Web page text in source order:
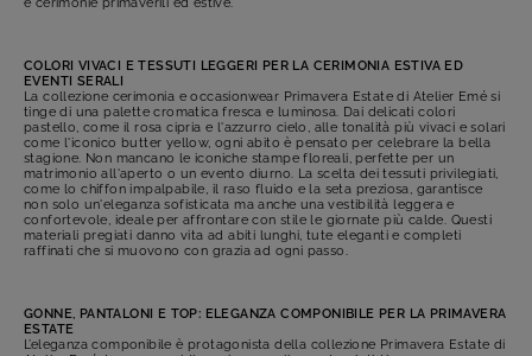
e cerimonie primaverili ed estive.
COLORI VIVACI E TESSUTI LEGGERI PER LA CERIMONIA ESTIVA ED
EVENTI SERALI
La collezione cerimonia e occasionwear Primavera Estate di Atelier Emé si
tinge di una palette cromatica fresca e luminosa. Dai delicati colori
pastello, come il rosa cipria e l'azzurro cielo, alle tonalità più vivaci e solari
come l'iconico butter yellow, ogni abito è pensato per celebrare la bella
stagione. Non mancano le iconiche stampe floreali, perfette per un
matrimonio all'aperto o un evento diurno. La scelta dei tessuti privilegiati,
come lo chiffon impalpabile, il raso fluido e la seta preziosa, garantisce
non solo un'eleganza sofisticata ma anche una vestibilità leggera e
confortevole, ideale per affrontare con stile le giornate più calde. Questi
materiali pregiati danno vita ad abiti lunghi, tute eleganti e completi
raffinati che si muovono con grazia ad ogni passo.
GONNE, PANTALONI E TOP: ELEGANZA COMPONIBILE PER LA PRIMAVERA
ESTATE
L’eleganza componibile è protagonista della collezione Primavera Estate di